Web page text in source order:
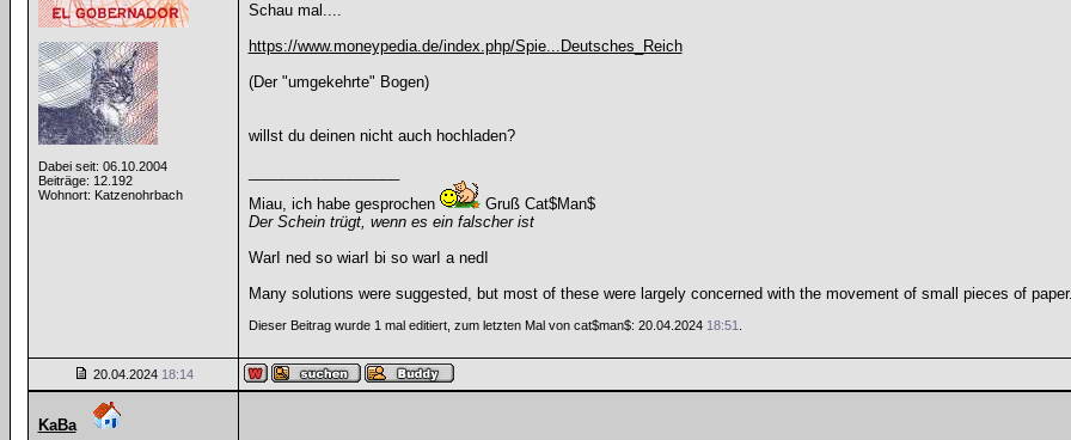
Dabei seit: 06.10.2004
Beiträge: 12.192
Wohnort: Katzenohrbach
Schau mal....
https://www.moneypedia.de/index.php/Spie...Deutsches_Reich
(Der "umgekehrte" Bogen)
willst du deinen nicht auch hochladen?
Miau, ich habe gesprochen
Gruß Cat$Man$
Der Schein trügt, wenn es ein falscher ist
WarI ned so wiarI bi so warI a nedI
Many solutions were suggested, but most of these were largely concerned with the movement of small pieces of
Dieser Beitrag wurde 1 mal editiert, zum letzten Mal von cat$man$: 20.04.2024 18:51
20.04.2024 18:14
KaBa